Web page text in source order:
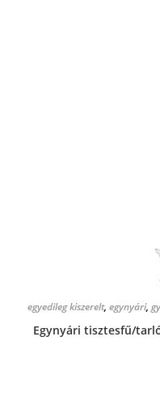
egyedileg kiszerelt, egynyári,
Egynyári tisztesfű/